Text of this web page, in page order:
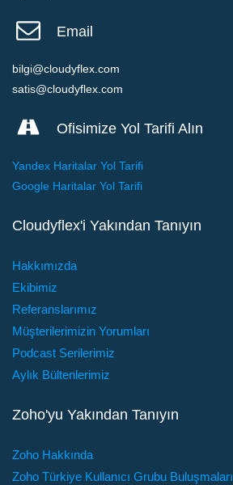
Email
bilgi@cloudyflex.com
satis@cloudyflex.com
Ofisimize Yol Tarifi Alın
Yandex Haritalar Yol Tarifi
Google Haritalar Yol Tarifi
Cloudyflex'i Yakından Tanıyın
Hakkımızda
Ekibimiz
Referanslarımız
Müşterilerimizin Yorumları
Podcast Serilerimiz
Aylık Bültenlerimiz
Zoho'yu Yakından Tanıyın
Zoho Hakkında
Zoho Türkiye Kullanıcı Grubu Buluşmaları